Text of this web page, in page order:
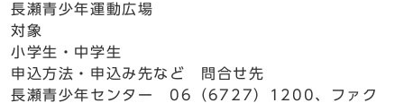
長瀬青少年運動広場
対象
小学生・中学生
申込方法・申込み先など 問合せ先
長瀬青少年センター 06（6727）1200、ファク